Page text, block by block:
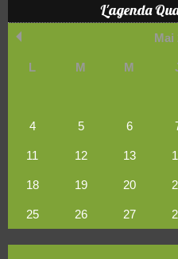
L'agenda
Mai
L M M
4 5 6
11 12 13
18 19 20
25 26 27